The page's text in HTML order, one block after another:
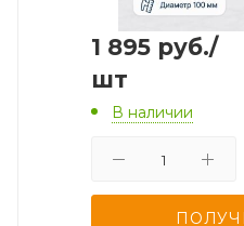
1 895 руб./
шт
В наличии